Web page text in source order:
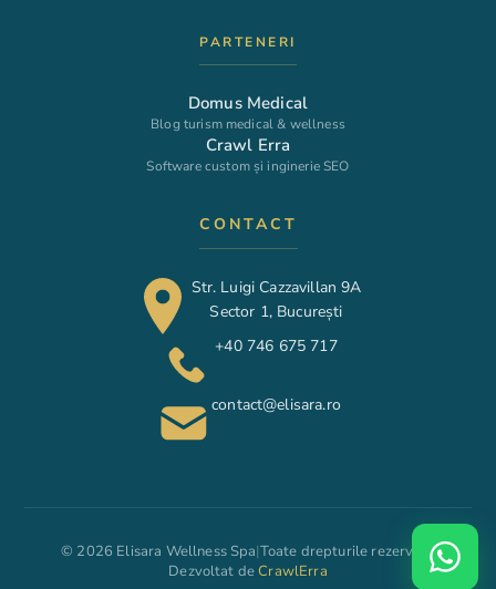
PARTENERI
Domus Medical
Blog turism medical & wellness
Crawl Erra
Software custom și inginerie SEO
CONTACT
Str. Luigi Cazzavillan 9A
Sector 1, București
+40 746 675 717
contact@elisara.ro
© 2026 Elisara Wellness Spa|Toate drepturile rezervate
Dezvoltat deCrawlErra